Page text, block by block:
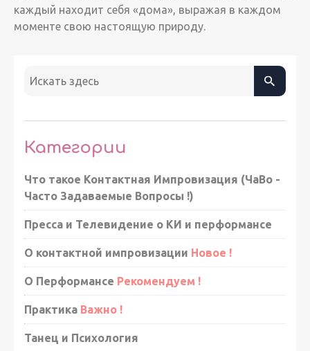
каждый находит себя «дома», выражая в каждом
моменте свою настоящую природу.
Категории
Что такое Контактная Импровизация (ЧаВо -
Часто Задаваемые Вопросы !)
Пресса и Телевидение о КИ и перформансе
О контактной импровизации Новое !
О Перформансе Рекомендуем !
Практика Важно !
Танец и Психология